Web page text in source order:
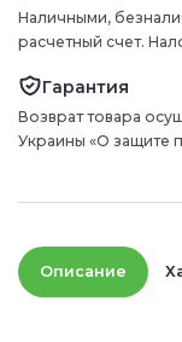
Наличными,
расчетный счет.
Гарантия
Возврат товара
Украины «О защите
Описание